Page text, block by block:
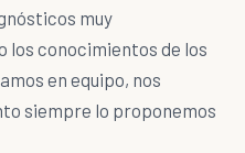
muy
los conocimientos de los
en equipo, nos
siempre lo proponemos